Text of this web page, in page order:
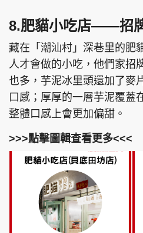
8.肥貓小吃店——招
藏在「潮汕村」深巷里的肥
人才會做的小吃，他們家招
也多，芋泥冰里頭還加了麥
口感；厚厚的一層芋泥覆蓋
整體口感上會更加偏甜。
>>>點擊圖輯查看更多<<<